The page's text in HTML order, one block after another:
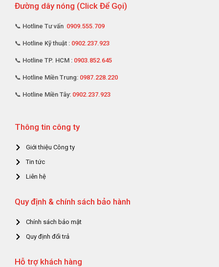
Đường dây nóng (Click Để Gọi)
📞 Hotline Tư vấn 0909.555.709
📞 Hotline Kỹ thuật : 0902.237.923
📞 Hotline TP. HCM : 0903.852.645
📞 Hotline Miền Trung: 0987.228.220
📞 Hotline Miền Tây: 0902.237.923
Thông tin công ty
Giới thiệu Công ty
Tin tức
Liên hệ
Quy định & chính sách bảo hành
Chính sách bảo mật
Quy định đổi trả
Hỗ trợ khách hàng